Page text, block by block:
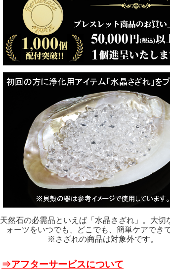
天然石の必需品といえば「水晶さざれ」。大切
ォーツをいつでも、どこでも、簡単ケアでき
※さざれの商品は対象外です。
⇒アフターサービスについて